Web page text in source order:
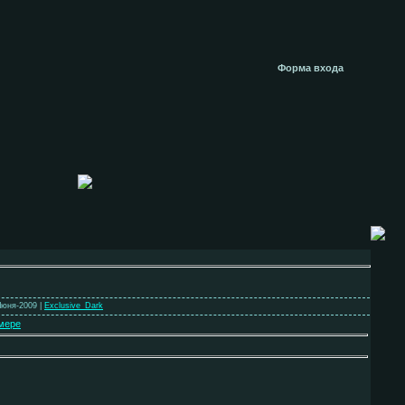
Форма входа
2009 | Exclusive_Dark